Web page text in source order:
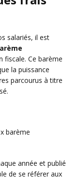
salariés, il est
fiscale. Ce barème
la puissance
parcourus à titre
barème
année et publié
de se référer aux